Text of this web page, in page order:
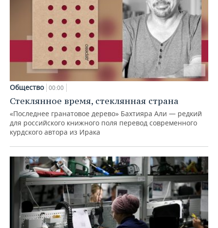
Общество 00:00
Стеклянное время, стеклянная страна
«Последнее гранатовое дерево» Бахтияра Али — редкий
для российского книжного поля перевод современного
курдского автора из Ирака